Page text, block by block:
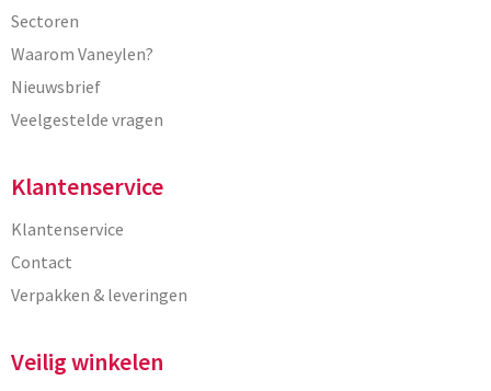
Sectoren
Waarom Vaneylen?
Nieuwsbrief
Veelgestelde vragen
Klantenservice
Klantenservice
Contact
Verpakken & leveringen
Veilig winkelen